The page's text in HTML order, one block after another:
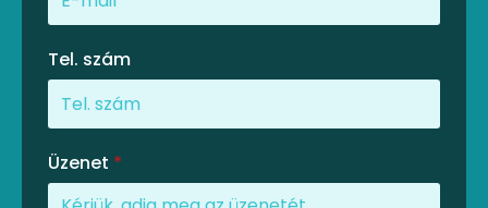
Tel. szám
Üzenet *